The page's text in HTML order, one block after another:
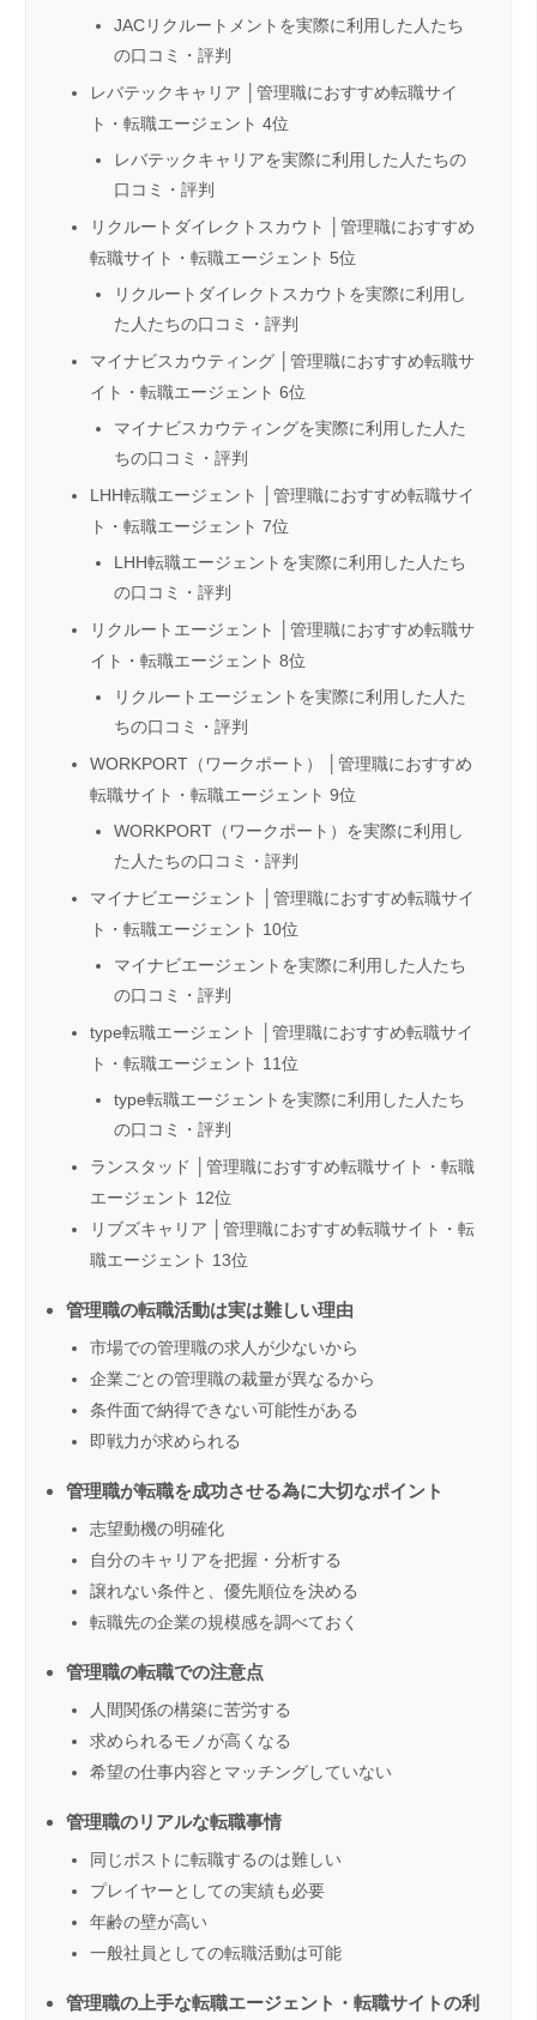
JACリクルートメントを実際に利用した人たち
の口コミ・評判
レバテックキャリア │管理職におすすめ転職サイ
ト・転職エージェント 4位
レバテックキャリアを実際に利用した人たちの
口コミ・評判
リクルートダイレクトスカウト │管理職におすすめ
転職サイト・転職エージェント 5位
リクルートダイレクトスカウトを実際に利用し
た人たちの口コミ・評判
マイナビスカウティング │管理職におすすめ転職サ
イト・転職エージェント 6位
マイナビスカウティングを実際に利用した人た
ちの口コミ・評判
LHH転職エージェント │管理職におすすめ転職サイ
ト・転職エージェント 7位
LHH転職エージェントを実際に利用した人たち
の口コミ・評判
リクルートエージェント │管理職におすすめ転職サ
イト・転職エージェント 8位
リクルートエージェントを実際に利用した人た
ちの口コミ・評判
WORKPORT（ワークポート） │管理職におすすめ
転職サイト・転職エージェント 9位
WORKPORT（ワークポート）を実際に利用し
た人たちの口コミ・評判
マイナビエージェント │管理職におすすめ転職サイ
ト・転職エージェント 10位
マイナビエージェントを実際に利用した人たち
の口コミ・評判
type転職エージェント │管理職におすすめ転職サイ
ト・転職エージェント 11位
type転職エージェントを実際に利用した人たち
の口コミ・評判
ランスタッド │管理職におすすめ転職サイト・転職
エージェント 12位
リブズキャリア │管理職におすすめ転職サイト・転
職エージェント 13位
管理職の転職活動は実は難しい理由
市場での管理職の求人が少ないから
企業ごとの管理職の裁量が異なるから
条件面で納得できない可能性がある
即戦力が求められる
管理職が転職を成功させる為に大切なポイント
志望動機の明確化
自分のキャリアを把握・分析する
譲れない条件と、優先順位を決める
転職先の企業の規模感を調べておく
管理職の転職での注意点
人間関係の構築に苦労する
求められるモノが高くなる
希望の仕事内容とマッチングしていない
管理職のリアルな転職事情
同じポストに転職するのは難しい
プレイヤーとしての実績も必要
年齢の壁が高い
一般社員としての転職活動は可能
管理職の上手な転職エージェント・転職サイトの利